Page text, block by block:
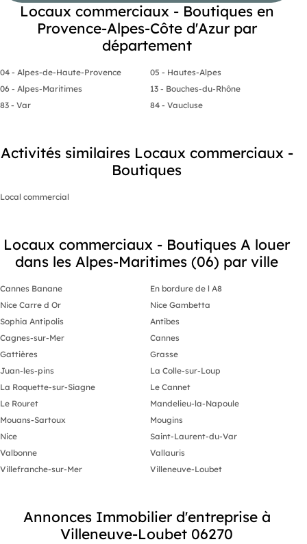
Locaux commerciaux - Boutiques en
Provence-Alpes-Côte d'Azur par
département
04 - Alpes-de-Haute-Provence
05 - Hautes-Alpes
06 - Alpes-Maritimes
13 - Bouches-du-Rhône
83 - Var
84 - Vaucluse
Activités similaires Locaux commerciaux -
Boutiques
Local commercial
Locaux commerciaux - Boutiques A louer
dans les Alpes-Maritimes (06) par ville
Cannes Banane
En bordure de l A8
Nice Carre d Or
Nice Gambetta
Sophia Antipolis
Antibes
Cagnes-sur-Mer
Cannes
Gattières
Grasse
Juan-les-pins
La Colle-sur-Loup
La Roquette-sur-Siagne
Le Cannet
Le Rouret
Mandelieu-la-Napoule
Mouans-Sartoux
Mougins
Nice
Saint-Laurent-du-Var
Valbonne
Vallauris
Villefranche-sur-Mer
Villeneuve-Loubet
Annonces Immobilier d'entreprise à
Villeneuve-Loubet 06270